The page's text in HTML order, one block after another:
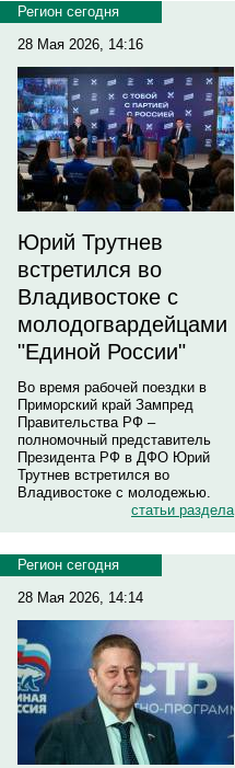
Регион сегодня
28 Мая 2026, 14:16
Юрий Трутнев
встретился во
Владивостоке с
молодогвардейцами
"Единой России"
Во время рабочей поездки в
Приморский край Зампред
Правительства РФ –
полномочный представитель
Президента РФ в ДФО Юрий
Трутнев встретился во
Владивостоке с молодежью.
статьи раздела
Регион сегодня
28 Мая 2026, 14:14